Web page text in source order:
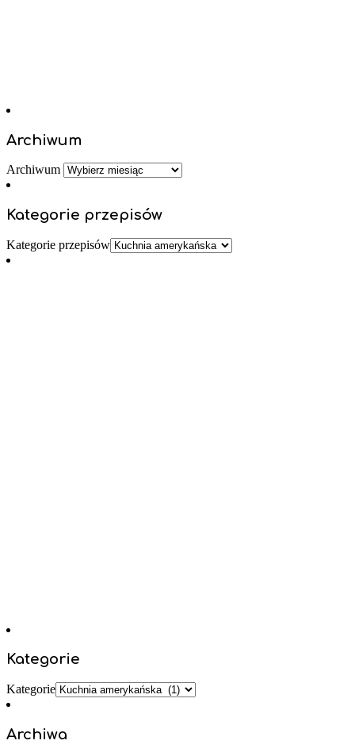
Archiwum
Archiwum
Kategorie przepisów
Kategorie przepisów
Kategorie
Kategorie
Archiwa